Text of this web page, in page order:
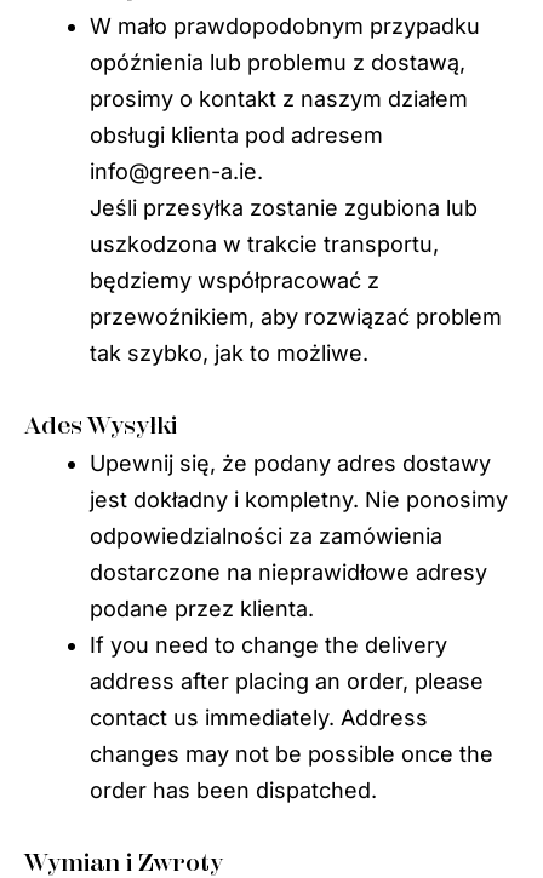
W mało prawdopodobnym przypadku
opóźnienia lub problemu z dostawą,
prosimy o kontakt z naszym działem
obsługi klienta pod adresem
info@green-a.ie.
Jeśli przesyłka zostanie zgubiona lub
uszkodzona w trakcie transportu,
będziemy współpracować z
przewoźnikiem, aby rozwiązać problem
tak szybko, jak to możliwe.
Ades Wysyłki
Upewnij się, że podany adres dostawy
jest dokładny i kompletny. Nie ponosimy
odpowiedzialności za zamówienia
dostarczone na nieprawidłowe adresy
podane przez klienta.
If you need to change the delivery
address after placing an order, please
contact us immediately. Address
changes may not be possible once the
order has been dispatched.
Wymian i Zwroty